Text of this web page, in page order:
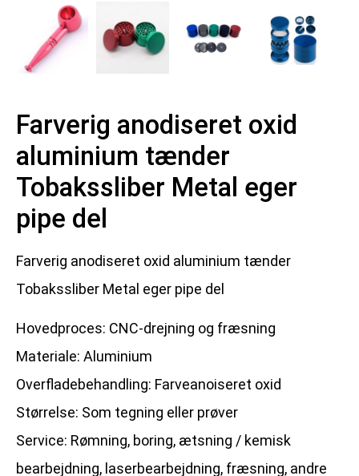
Farverig anodiseret oxid
aluminium tænder
Tobakssliber Metal eger
pipe del
Farverig anodiseret oxid aluminium tænder
Tobakssliber Metal eger pipe del
Hovedproces: CNC-drejning og fræsning
Materiale: Aluminium
Overfladebehandling: Farveanoiseret oxid
Størrelse: Som tegning eller prøver
Service: Rømning, boring, ætsning / kemisk
bearbejdning, laserbearbejdning, fræsning, andre